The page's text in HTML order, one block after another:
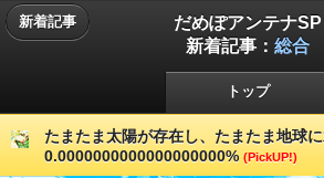
新着記事
だめぽアンテナSP
新着記事： 総合
トップ
たまたま太陽が存在し、たまたま地球
0.0000000000000000000% (PickUP!)